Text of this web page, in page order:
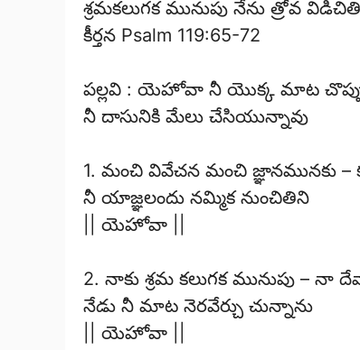
శ్రమకలుగక మునుపు నేను త్రోవ
కీర్తన Psalm 119:65-72
పల్లవి : యెహోవా నీ యొక్క మాట
నీ దాసునికి మేలు చేసియున్నావు
1. మంచి వివేచన మంచి జ్ఞానమునకు
నీ యాజ్ఞలందు నమ్మిక నుంచితిని
|| యెహోవా ||
2. నాకు శ్రమ కలుగక మునుపు – నా
నేడు నీ మాట నెరవేర్చు చున్నాను
|| యెహోవా ||